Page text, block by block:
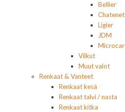
Bellier
Chatenet
Ligier
JDM
Microcar
Vilkut
Muut valot
Renkaat & Vanteet
Renkaat kesä
Renkaat talvi / nasta
Renkaat kitka